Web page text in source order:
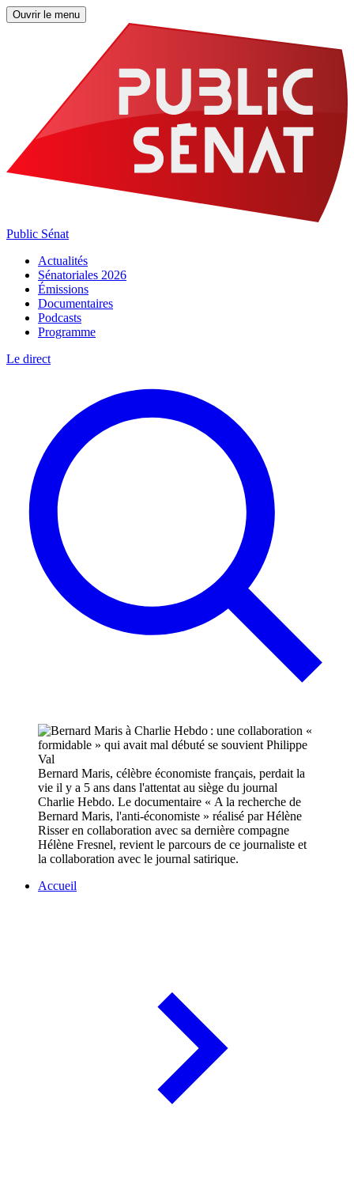
Ouvrir le menu
Public Sénat
Actualités
Sénatoriales 2026
Émissions
Documentaires
Podcasts
Programme
Le direct
Bernard Maris, célèbre économiste français, perdait la
vie il y a 5 ans dans l'attentat au siège du journal
Charlie Hebdo. Le documentaire « A la recherche de
Bernard Maris, l'anti-économiste » réalisé par Hélène
Risser en collaboration avec sa dernière compagne
Hélène Fresnel, revient le parcours de ce journaliste et
la collaboration avec le journal satirique.
Accueil